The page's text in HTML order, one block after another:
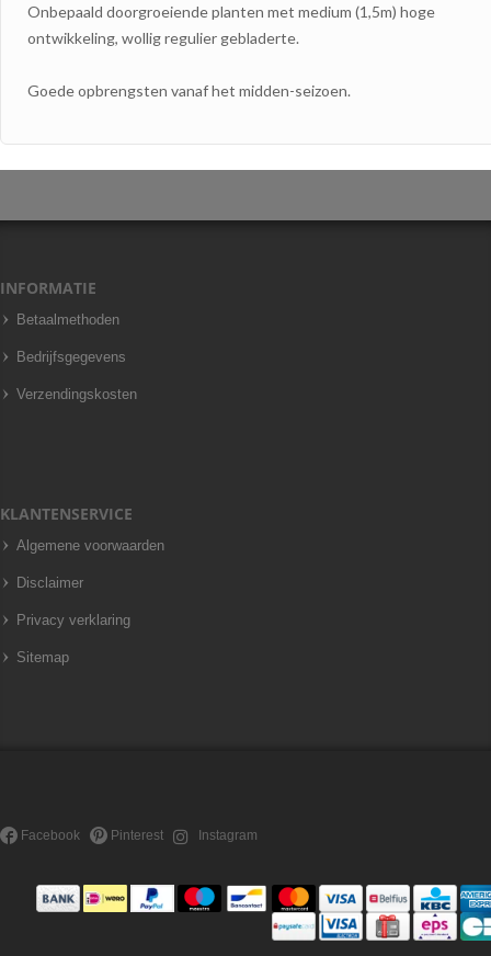
Onbepaald doorgroeiende planten met medium (1,5m) hoge
ontwikkeling, wollig regulier gebladerte.
Goede opbrengsten vanaf het midden-seizoen.
INFORMATIE
Betaalmethoden
Bedrijfsgegevens
Verzendingskosten
KLANTENSERVICE
Algemene voorwaarden
Disclaimer
Privacy verklaring
Sitemap
Facebook Pinterest Instagram